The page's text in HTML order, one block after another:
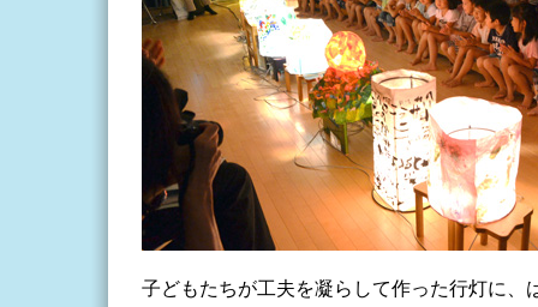
子どもたちが工夫を凝らして作った行灯に、